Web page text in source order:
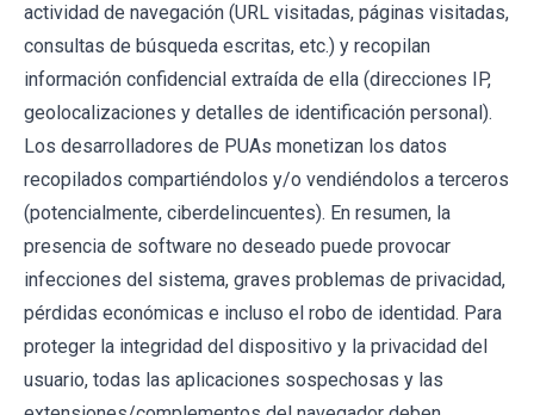
actividad de navegación (URL visitadas, páginas visitadas,
consultas de búsqueda escritas, etc.) y recopilan
información confidencial extraída de ella (direcciones IP,
geolocalizaciones y detalles de identificación personal).
Los desarrolladores de PUAs monetizan los datos
recopilados compartiéndolos y/o vendiéndolos a terceros
(potencialmente, ciberdelincuentes). En resumen, la
presencia de software no deseado puede provocar
infecciones del sistema, graves problemas de privacidad,
pérdidas económicas e incluso el robo de identidad. Para
proteger la integridad del dispositivo y la privacidad del
usuario, todas las aplicaciones sospechosas y las